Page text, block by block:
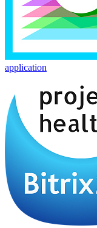
application